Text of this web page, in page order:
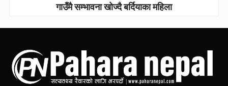
गाउँमै सम्भावना खोज्दै बर्दियाका महिला